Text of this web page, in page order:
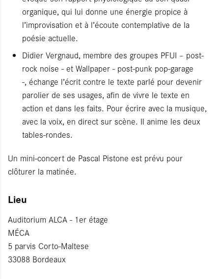
organique, qui lui donne une énergie propice à
lʼimprovisation et à lʼécoute contemplative de la
poésie actuelle.
Didier Vergnaud, membre des groupes PFUI – post-
rock noise - et Wallpaper - post-punk pop-garage
-, échange l’écrit contre le texte parlé pour devenir
parolier de ses usages, afin de vivre le texte en
action et dans les faits. Pour écrire avec la musique,
avec la voix, en direct sur scène. Il anime les deux
tables-rondes.
Un mini-concert de Pascal Pistone est prévu pour
clôturer la matinée.
Lieu
Auditorium ALCA - 1er étage
MÉCA
5 parvis Corto-Maltese
33088 Bordeaux